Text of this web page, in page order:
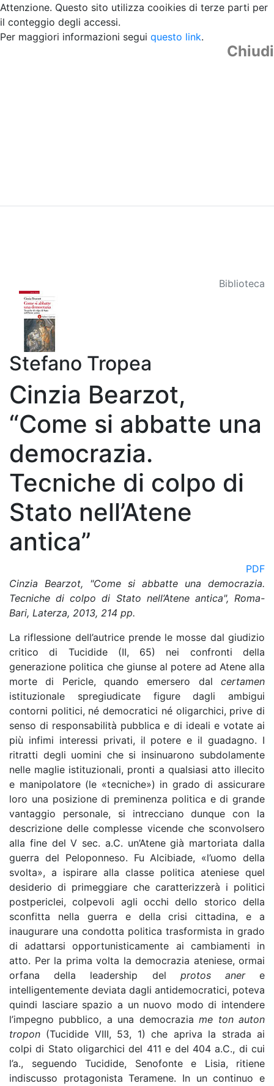
Attenzione. Questo sito utilizza cooikies di terze parti per
il conteggio degli accessi.
Per maggiori informazioni segui questo link.
Chiudi
Biblioteca
Stefano Tropea
Cinzia Bearzot,
“Come si abbatte una
democrazia.
Tecniche di colpo di
Stato nell’Atene
antica”
PDF
Cinzia Bearzot, "Come si abbatte una democrazia.
Tecniche di colpo di Stato nell’Atene antica", Roma-
Bari, Laterza, 2013, 214 pp.
La riflessione dell’autrice prende le mosse dal giudizio
critico di Tucidide (II, 65) nei confronti della
generazione politica che giunse al potere ad Atene alla
morte di Pericle, quando emersero dal certamen
istituzionale spregiudicate figure dagli ambigui
contorni politici, né democratici né oligarchici, prive di
senso di responsabilità pubblica e di ideali e votate ai
più infimi interessi privati, il potere e il guadagno. I
ritratti degli uomini che si insinuarono subdolamente
nelle maglie istituzionali, pronti a qualsiasi atto illecito
e manipolatore (le «tecniche») in grado di assicurare
loro una posizione di preminenza politica e di grande
vantaggio personale, si intrecciano dunque con la
descrizione delle complesse vicende che sconvolsero
alla fine del V sec. a.C. un’Atene già martoriata dalla
guerra del Peloponneso. Fu Alcibiade, «l’uomo della
svolta», a ispirare alla classe politica ateniese quel
desiderio di primeggiare che caratterizzerà i politici
postpericlei, colpevoli agli occhi dello storico della
sconfitta nella guerra e della crisi cittadina, e a
inaugurare una condotta politica trasformista in grado
di adattarsi opportunisticamente ai cambiamenti in
atto. Per la prima volta la democrazia ateniese, ormai
orfana della leadership del protos anere
intelligentemente deviata dagli antidemocratici, poteva
quindi lasciare spazio a un nuovo modo di intendere
l’impegno pubblico, a una democraziame ton auton
tropon (Tucidide VIII, 53, 1) che apriva la strada ai
colpi di Stato oligarchici del 411 e del 404 a.C., di cui
l’a., seguendo Tucidide, Senofonte e Lisia, ritiene
indiscusso protagonista Teramene. In un continuo e